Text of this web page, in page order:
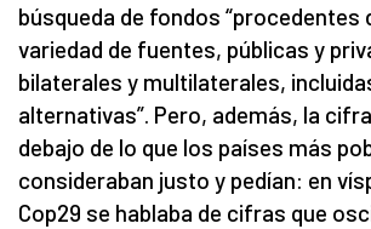
búsqueda de fondos “procedentes
variedad de fuentes, públicas y
bilaterales y multilaterales,
alternativas”. Pero, además, la
debajo de lo que los países más
consideraban justo y pedían: en
Cop29 se hablaba de cifras que